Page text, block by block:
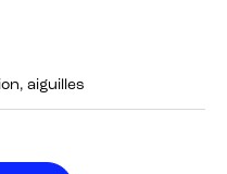
aiguilles